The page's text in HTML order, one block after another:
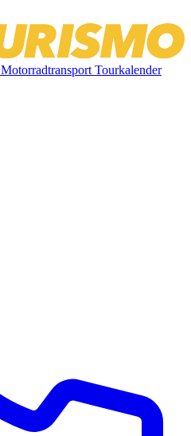
MotorradtransportTourkalender